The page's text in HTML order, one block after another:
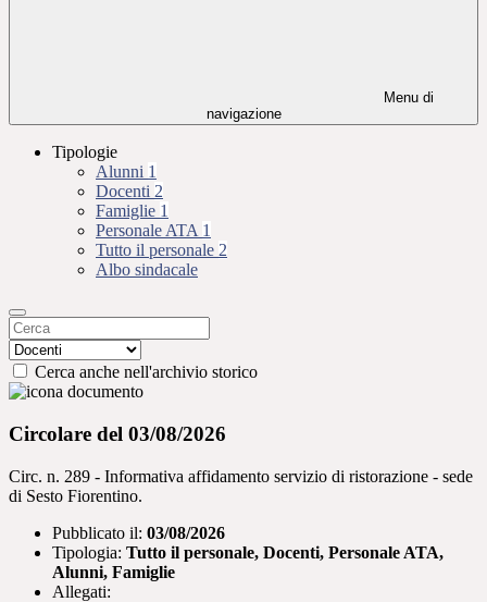
Menu di
navigazione
Tipologie
Alunni 1
Docenti 2
Famiglie 1
Personale ATA 1
Tutto il personale 2
Albo sindacale
Cerca anche nell'archivio storico
Circolare del 03/08/2026
Circ. n. 289 - Informativa affidamento servizio di ristorazione - sede
di Sesto Fiorentino.
Pubblicato il: 03/08/2026
Tipologia: Tutto il personale, Docenti, Personale ATA,
Alunni, Famiglie
Allegati: